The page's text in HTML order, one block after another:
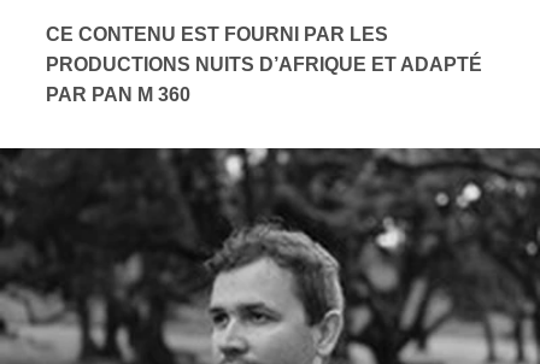
CE CONTENU EST FOURNI PAR LES
PRODUCTIONS NUITS D’AFRIQUE ET ADAPTÉ
PAR PAN M 360